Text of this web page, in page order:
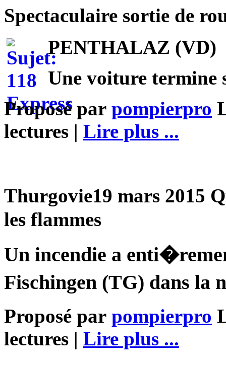
Spectaculaire sortie de
PENTHALAZ (VD)
Une voiture termine
Proposé par pompierpro
lectures | Lire plus ...
Thurgovie19 mars 2015 Quatre moutons p�rissent dans
les flammes
Un incendie a
Fischingen (TG) dans
Proposé par pompierpro
lectures | Lire plus ...